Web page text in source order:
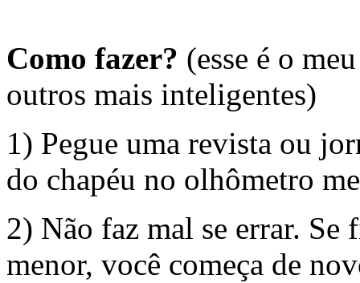
Como fazer? (esse é o
outros mais inteligentes)
1) Pegue uma revista ou
do chapéu no olhômetro
2) Não faz mal se errar.
menor, você começa de